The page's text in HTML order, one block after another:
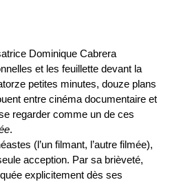
Dominique Cabrera
et les feuillette devant la
petites minutes, douze plans
entre cinéma documentaire et
regarder comme un de ces
.
(l’un filmant, l’autre filmée),
acception. Par sa brièveté,
explicitement dès ses